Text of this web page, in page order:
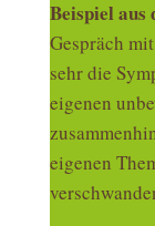
Beispiel aus
Gespräch
sehr die
eigenen
eigenen